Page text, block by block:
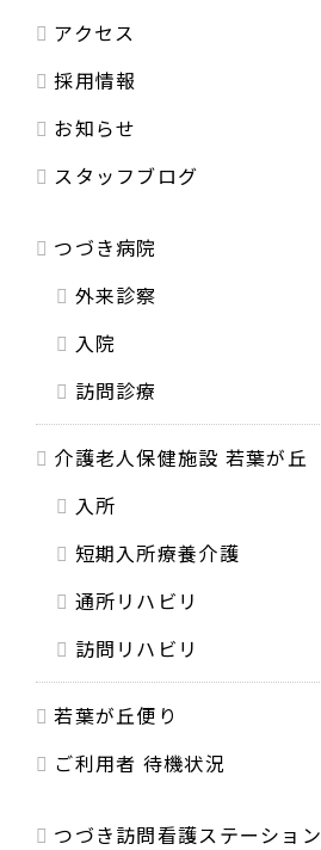
アクセス
採用情報
お知らせ
スタッフブログ
つづき病院
外来診察
入院
訪問診療
介護老人保健施設 若葉が丘
入所
短期入所療養介護
通所リハビリ
訪問リハビリ
若葉が丘便り
ご利用者 待機状況
つづき訪問看護ステーション